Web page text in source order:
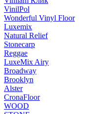
VinilPol
Wonderful Vinyl Floor
Luxemix
Natural Relief
Stonecarp
Reggae
LuxeMix Airy
Broadway
Brooklyn
Alster
CronaFloor
WOOD